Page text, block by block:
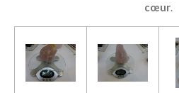
cœur.